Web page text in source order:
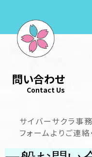
問い合わせ
Contact Us
サイバーサクラ事
フォームよりご連絡